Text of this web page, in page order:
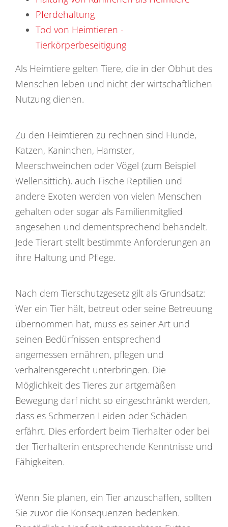
Pferdehaltung
Tod von Heimtieren -
Tierkörperbeseitigung
Als Heimtiere gelten Tiere, die in der Obhut des
Menschen leben und nicht der wirtschaftlichen
Nutzung dienen.
Zu den Heimtieren zu rechnen sind Hunde,
Katzen, Kaninchen, Hamster,
Meerschweinchen oder Vögel (zum Beispiel
Wellensittich), auch Fische Reptilien und
andere Exoten werden von vielen Menschen
gehalten oder sogar als Familienmitglied
angesehen und dementsprechend behandelt.
Jede Tierart stellt bestimmte Anforderungen an
ihre Haltung und Pflege.
Nach dem Tierschutzgesetz gilt als Grundsatz:
Wer ein Tier hält, betreut oder seine Betreuung
übernommen hat, muss es seiner Art und
seinen Bedürfnissen entsprechend
angemessen ernähren, pflegen und
verhaltensgerecht unterbringen. Die
Möglichkeit des Tieres zur artgemäßen
Bewegung darf nicht so eingeschränkt werden,
dass es Schmerzen Leiden oder Schäden
erfährt. Dies erfordert beim Tierhalter oder bei
der Tierhalterin entsprechende Kenntnisse und
Fähigkeiten.
Wenn Sie planen, ein Tier anzuschaffen, sollten
Sie zuvor die Konsequenzen bedenken.